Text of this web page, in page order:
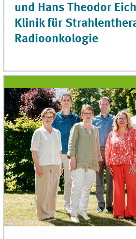
und Hans Theodor
Klinik für
Radioonkologie